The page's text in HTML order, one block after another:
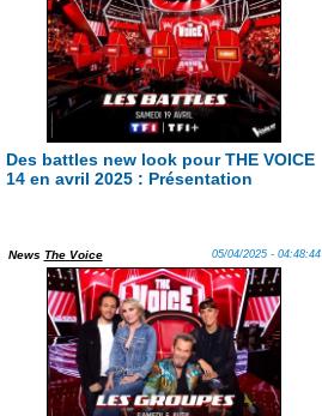
Des battles new look pour THE VOICE
14 en avril 2025 : Présentation
News The Voice 05/04/2025 - 04:48:44